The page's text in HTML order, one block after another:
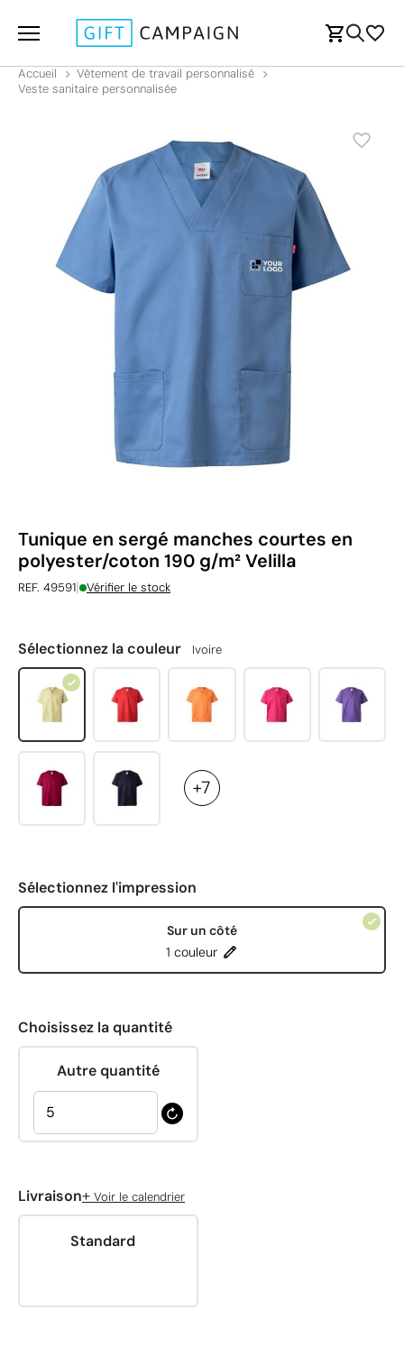
Accueil
Vêtement de travail personnalisé
Veste sanitaire personnalisée
Tunique en sergé manches courtes en
polyester/coton 190 g/m² Velilla
REF. 49591| Vérifier le stock
Sélectionnez la couleur Ivoire
+7
Sélectionnez l'impression
Sur un côté
1 couleur
Choisissez la quantité
Autre quantité
Livraison+ Voir le calendrier
Standard